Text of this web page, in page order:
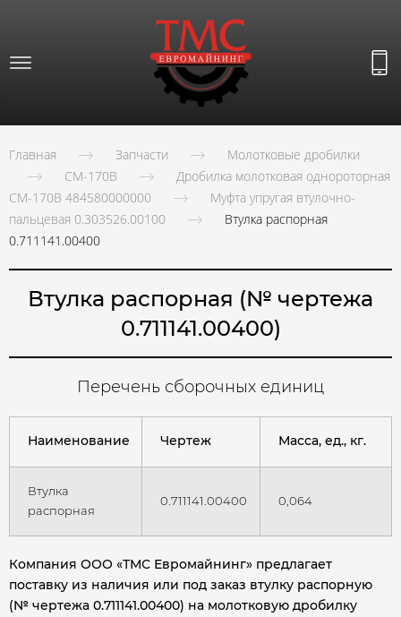
Главная Запчасти
Молотковые дробилки
СМ-170В
Дробилка молотковая однороторная
СМ-170В 484580000000
Муфта упругая втулочно-
пальцевая 0.303526.00100
Втулка распорная
0.711141.00400
Втулка распорная (№ чертежа
0.711141.00400)
Перечень сборочных единиц
Наименование Чертеж Масса, ед., кг.
Втулка
распорная
0.711141.00400 0,064
Компания ООО «ТМС Евромайнинг» предлагает
поставку из наличия или под заказ втулку распорную
(№ чертежа 0.711141.00400) на молотковую дробилку